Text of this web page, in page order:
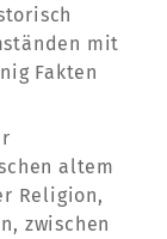
mit
Fakten
altem
Religion,
zwischen